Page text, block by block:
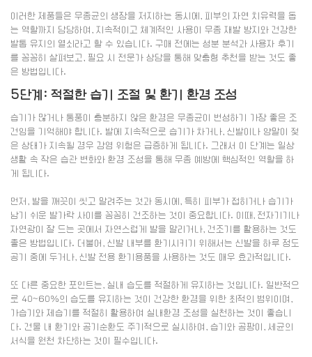
이러한 제품들은 무좀균의 생장을 저지하는 동시에, 피부의 자연 치유력을 돕
는 역할까지 담당하여, 지속적이고 체계적인 사용이 무좀 재발 방지와 건강한
발톱 유지의 열쇠라고 할 수 있습니다. 구매 전에는 성분 분석과 사용자 후기
를 꼼꼼히 살펴보고, 필요 시 전문가 상담을 통해 맞춤형 추천을 받는 것도 좋
은 방법입니다.
5단계: 적절한 습기 조절 및 환기 환경 조성
습기가 많거나 통풍이 충분하지 않은 환경은 무좀균이 번성하기 가장 좋은 조
건임을 기억해야 합니다. 발에 지속적으로 습기가 차거나, 신발이나 양말이 젖
은 상태가 지속될 경우 감염 위험은 급증하게 됩니다. 그래서 이 단계는 일상
생활 속 작은 습관 변화와 환경 조성을 통해 무좀 예방에 핵심적인 역할을 하
게 됩니다.
먼저, 발을 깨끗이 씻고 말려주는 것과 동시에, 특히 피부가 접히거나 습기가
남기 쉬운 발가락 사이를 꼼꼼히 건조하는 것이 중요합니다. 이때, 전자기기나
자연광이 잘 드는 곳에서 자연스럽게 발을 말리거나, 건조기를 활용하는 것도
좋은 방법입니다. 더불어, 신발 내부를 환기시키기 위해서는 신발을 하루 정도
공기 중에 두거나, 신발 전용 환기용품을 사용하는 것도 매우 효과적입니다.
또 다른 중요한 포인트는, 실내 습도를 적절하게 유지하는 것입니다. 일반적으
로 40~60%의 습도를 유지하는 것이 건강한 환경을 위한 최적의 범위이며,
가습기와 제습기를 적절히 활용하여 실내환경 조성을 실천하는 것이 좋습니
다. 건물 내 환기와 공기순환도 주기적으로 실시하여, 습기와 곰팡이, 세균의
서식을 원천 차단하는 것이 필수입니다.